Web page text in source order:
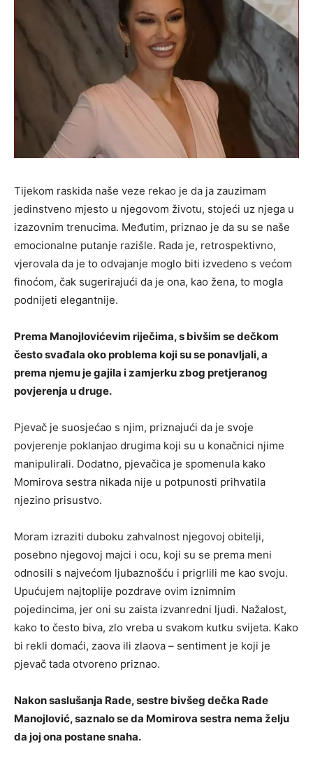
Tijekom raskida naše veze rekao je da ja zauzimam
jedinstveno mjesto u njegovom životu, stojeći uz njega u
izazovnim trenucima. Međutim, priznao je da su se naše
emocionalne putanje razišle. Rada je, retrospektivno,
vjerovala da je to odvajanje moglo biti izvedeno s većom
finoćom, čak sugerirajući da je ona, kao žena, to mogla
podnijeti elegantnije.
Prema Manojlovićevim riječima, s bivšim se dečkom
često svađala oko problema koji su se ponavljali, a
prema njemu je gajila i zamjerku zbog pretjeranog
povjerenja u druge.
Pjevač je suosjećao s njim, priznajući da je svoje
povjerenje poklanjao drugima koji su u konačnici njime
manipulirali. Dodatno, pjevačica je spomenula kako
Momirova sestra nikada nije u potpunosti prihvatila
njezino prisustvo.
Moram izraziti duboku zahvalnost njegovoj obitelji,
posebno njegovoj majci i ocu, koji su se prema meni
odnosili s najvećom ljubaznošću i prigrlili me kao svoju.
Upućujem najtoplije pozdrave ovim iznimnim
pojedincima, jer oni su zaista izvanredni ljudi. Nažalost,
kako to često biva, zlo vreba u svakom kutku svijeta. Kako
bi rekli domaći, zaova ili zlaova – sentiment je koji je
pjevač tada otvoreno priznao.
Nakon saslušanja Rade, sestre bivšeg dečka Rade
Manojlović, saznalo se da Momirova sestra nema želju
da joj ona postane snaha.